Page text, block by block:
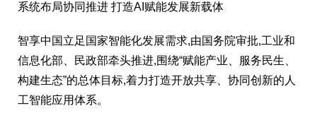
系统布局协同推进 打造AI赋能发展新载体
智享中国立足国家智能化发展需求,由国务院审批,工业和
信息化部、民政部牵头推进,围绕“赋能产业、服务民生、
构建生态”的总体目标,着力打造开放共享、协同创新的人
工智能应用体系。